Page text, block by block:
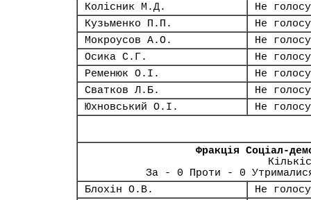
Колісник М.Д.
Не
Кузьменко П.П.
Не
Мокроусов А.О.
Не
Осика С.Г.
Не
Ременюк О.І.
Не
Сватков Л.Б.
Не
Юхновський О.І.
Не
Фракція Соціал-
За - 0 Проти - 0
Блохін О.В.
Не